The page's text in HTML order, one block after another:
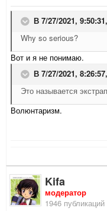
В 7/27/2021, 9:50:31,
Why so serious?
Вот и я не понимаю.
В 7/27/2021, 8:26:57,
Это называется
Волюнтаризм.
Kifa
модератор
1946 публикаций